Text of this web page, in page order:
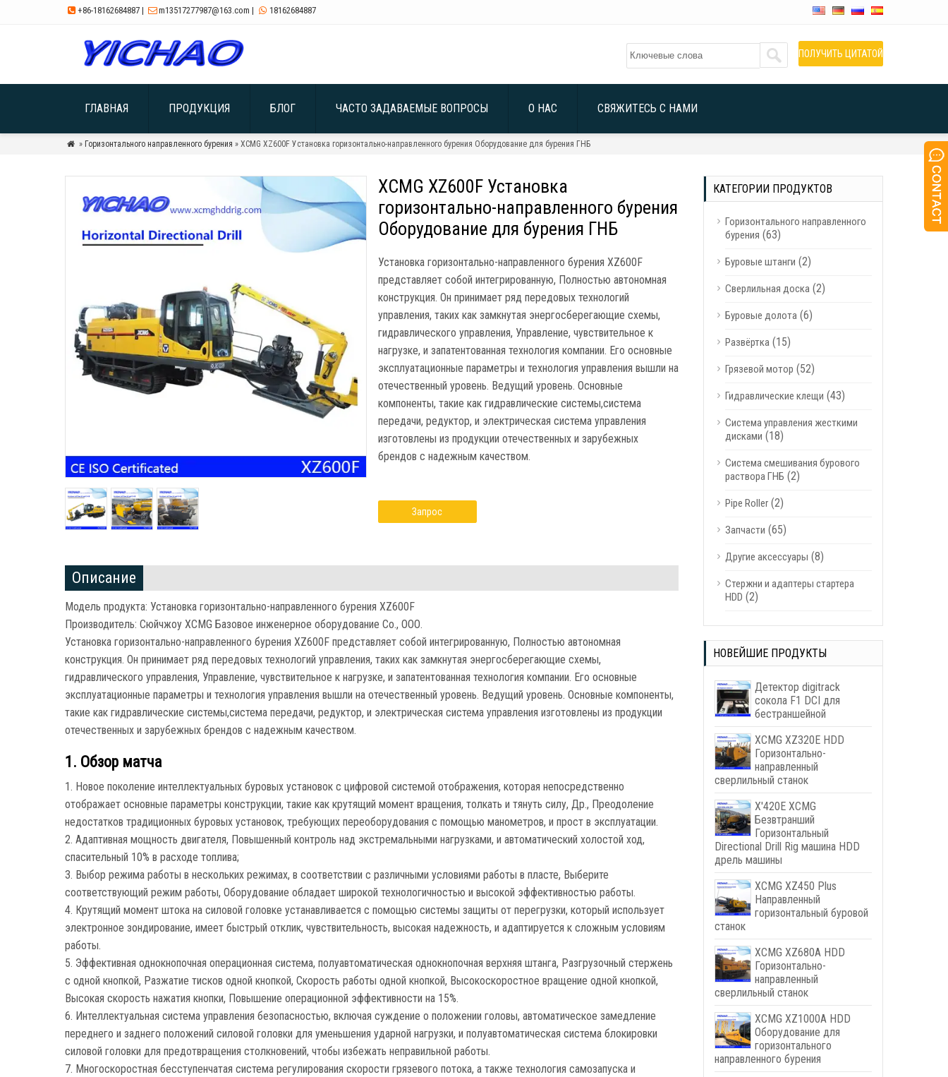
 +86-18162684887 | m13517277987@163.com |  18162684887
ПОЛУЧИТЬ ЦИТАТОЙ
ГЛАВНАЯ ПРОДУКЦИЯ БЛОГ ЧАСТО ЗАДАВАЕМЫЕ ВОПРОСЫ О НАС СВЯЖИТЕСЬ С НАМИ
 » Горизонтального направленного бурения » XCMG XZ600F Установка горизонтально-направленного бурения Оборудование для бурения ГНБ
XCMG XZ600F Установка
горизонтально-направленного бурения
Оборудование для бурения ГНБ
Установка горизонтально-направленного бурения XZ600F
представляет собой интегрированную, Полностью автономная
конструкция. Он принимает ряд передовых технологий
управления, таких как замкнутая энергосберегающие схемы,
гидравлического управления, Управление, чувствительное к
нагрузке, и запатентованная технология компании. Его основные
эксплуатационные параметры и технология управления вышли на
отечественный уровень. Ведущий уровень. Основные
компоненты, такие как гидравлические системы,система
передачи, редуктор, и электрическая система управления
изготовлены из продукции отечественных и зарубежных
брендов с надежным качеством.
Запрос
Описание
Модель продукта: Установка горизонтально-направленного бурения XZ600F
Производитель: Сюйчжоу XCMG Базовое инженерное оборудование Co., ООО.
Установка горизонтально-направленного бурения XZ600F представляет собой интегрированную, Полностью автономная
конструкция. Он принимает ряд передовых технологий управления, таких как замкнутая энергосберегающие схемы,
гидравлического управления, Управление, чувствительное к нагрузке, и запатентованная технология компании. Его основные
эксплуатационные параметры и технология управления вышли на отечественный уровень. Ведущий уровень. Основные компоненты,
такие как гидравлические системы,система передачи, редуктор, и электрическая система управления изготовлены из продукции
отечественных и зарубежных брендов с надежным качеством.
1. Обзор матча
1. Новое поколение интеллектуальных буровых установок с цифровой системой отображения, которая непосредственно
отображает основные параметры конструкции, такие как крутящий момент вращения, толкать и тянуть силу, Др., Преодоление
недостатков традиционных буровых установок, требующих переоборудования с помощью манометров, и прост в эксплуатации.
2. Адаптивная мощность двигателя, Повышенный контроль над экстремальными нагрузками, и автоматический холостой ход,
спасительный 10% в расходе топлива;
3. Выбор режима работы в нескольких режимах, в соответствии с различными условиями работы в пласте, Выберите
соответствующий режим работы, Оборудование обладает широкой технологичностью и высокой эффективностью работы.
4. Крутящий момент штока на силовой головке устанавливается с помощью системы защиты от перегрузки, который использует
электронное зондирование, имеет быстрый отклик, чувствительность, высокая надежность, и адаптируется к сложным условиям
работы.
5. Эффективная однокнопочная операционная система, полуавтоматическая однокнопочная верхняя штанга, Разгрузочный стержень
с одной кнопкой, Разжатие тисков одной кнопкой, Скорость работы одной кнопкой, Высокоскоростное вращение одной кнопкой,
Высокая скорость нажатия кнопки, Повышение операционной эффективности на 15%.
6. Интеллектуальная система управления безопасностью, включая суждение о положении головы, автоматическое замедление
переднего и заднего положений силовой головки для уменьшения ударной нагрузки, и полуавтоматическая система блокировки
силовой головки для предотвращения столкновений, чтобы избежать неправильной работы.
7. Многоскоростная бесступенчатая система регулирования скорости грязевого потока, а также технология самозапуска и
КАТЕГОРИИ ПРОДУКТОВ
Горизонтального направленного
бурения (63)
Буровые штанги (2)
Сверлильная доска(2)
Буровые долота(6)
Развёртка(15)
Грязевой мотор (52)
Гидравлические клещи (43)
Система управления жесткими
дисками (18)
Система смешивания бурового
раствора ГНБ (2)
Pipe Roller(2)
Запчасти (65)
Другие аксессуары (8)
Стержни и адаптеры стартера
HDD (2)
НОВЕЙШИЕ ПРОДУКТЫ
Детектор digitrack
сокола F1 DCI для
бестраншейной
XCMG XZ320E HDD
Горизонтально-
направленный
сверлильный станок
X'420E XCMG
Безвтранший
Горизонтальный
Directional Drill Rig машина HDD
дрель машины
XCMG XZ450 Plus
Направленный
горизонтальный буровой
станок
XCMG XZ680A HDD
Горизонтально-
направленный
сверлильный станок
XCMG XZ1000A HDD
Оборудование для
горизонтального
направленного бурения